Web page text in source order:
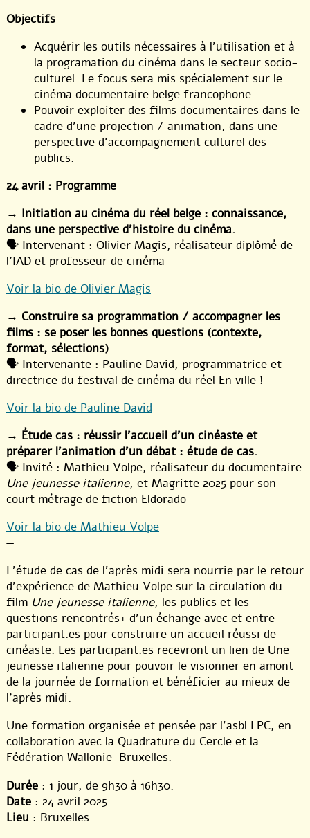
Objectifs
Acquérir les outils nécessaires à l’utilisation et à
la programation du cinéma dans le secteur socio-
culturel. Le focus sera mis spécialement sur le
cinéma documentaire belge francophone.
Pouvoir exploiter des films documentaires dans le
cadre d’une projection / animation, dans une
perspective d’accompagnement culturel des
publics.
24 avril : Programme
→ Initiation au cinéma du réel belge : connaissance,
dans une perspective d’histoire du cinéma.
🗣️ Intervenant : Olivier Magis, réalisateur diplômé de
l’IAD et professeur de cinéma
Voir la bio de Olivier Magis
→ Construire sa programmation / accompagner les
films : se poser les bonnes questions (contexte,
format, sélections) .
🗣️ Intervenante : Pauline David, programmatrice et
directrice du festival de cinéma du réel En ville !
Voir la bio de Pauline David
→ Étude cas : réussir l’accueil d’un cinéaste et
préparer l’animation d’un débat : étude de cas.
🗣️ Invité : Mathieu Volpe, réalisateur du documentaire
Une jeunesse italienne, et Magritte 2025 pour son
court métrage de fiction Eldorado
Voir la bio de Mathieu Volpe
—
L’étude de cas de l’après midi sera nourrie par le retour
d’expérience de Mathieu Volpe sur la circulation du
film Une jeunesse italienne, les publics et les
questions rencontrés+ d’un échange avec et entre
participant.es pour construire un accueil réussi de
cinéaste. Les participant.es recevront un lien de Une
jeunesse italienne pour pouvoir le visionner en amont
de la journée de formation et bénéficier au mieux de
l’après midi.
Une formation organisée et pensée par l’asbl LPC, en
collaboration avec la Quadrature du Cercle et la
Fédération Wallonie-Bruxelles.
Durée : 1 jour, de 9h30 à 16h30.
Date : 24 avril 2025.
Lieu : Bruxelles.